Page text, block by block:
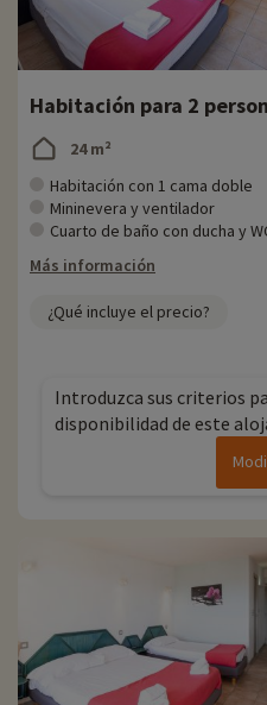
bicicleta de montaña. No dude en
sus visitas y actividades, ¡hay
descubrir en Córcega!
Cada año en Familytrip
negociado actividades, se
puede descubrirlashaciendo clic
Para más información
Habitación para 2
24 m²
Habitación con 1 cama doble
Mininevera y ventilador
Cuarto de baño con ducha y
Más información
¿Qué incluye el precio?
Introduzca sus criterios
disponibilidad de este